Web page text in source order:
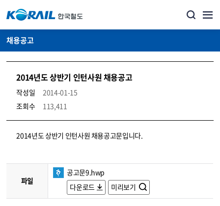
채용공고
2014년도 상반기 인턴사원 채용공고
작성일
2014-01-15
조회수
113,411
코레일소개_경영공시_채용공고 상세보기 – 내용, 파일, 담당자 연락처로 구성
2014년도 상반기 인턴사원 채용공고문입니다.
파일
공고문9.hwp
다운로드
미리보기